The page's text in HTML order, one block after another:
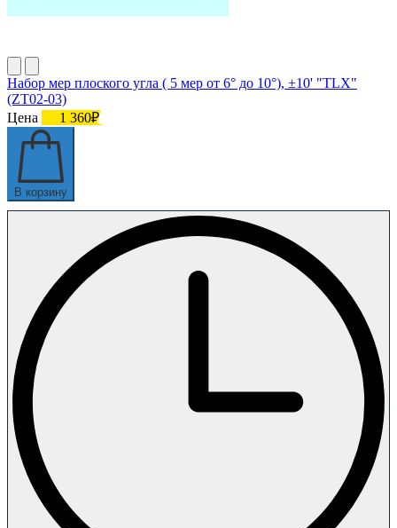
Набор мер плоского угла ( 5 мер от 6° до 10°), ±10' "TLX"
(ZT02-03)
Цена
1 360₽
В корзину